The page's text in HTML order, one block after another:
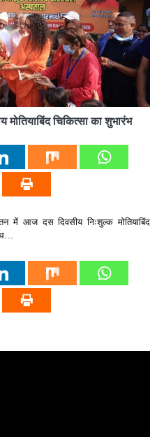
चिकित्सा का शुभारंभ
में आज दस दिवसीय निःशुल्क मोतियाबिंद